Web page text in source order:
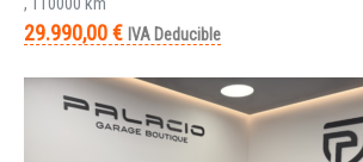
29.990,00 € IVA Deducible